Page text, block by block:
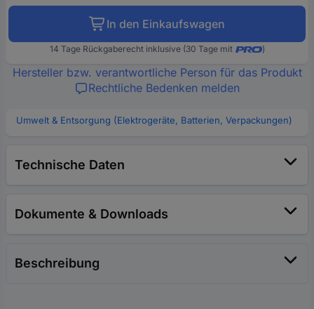
In den Einkaufswagen
14 Tage Rückgaberecht inklusive (30 Tage mit )
Hersteller bzw. verantwortliche Person für das Produkt
Rechtliche Bedenken melden
Umwelt & Entsorgung (Elektrogeräte, Batterien, Verpackungen)
Technische Daten
Dokumente & Downloads
Beschreibung